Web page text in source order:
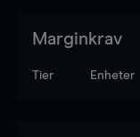
Marginkrav
Tier Enheter